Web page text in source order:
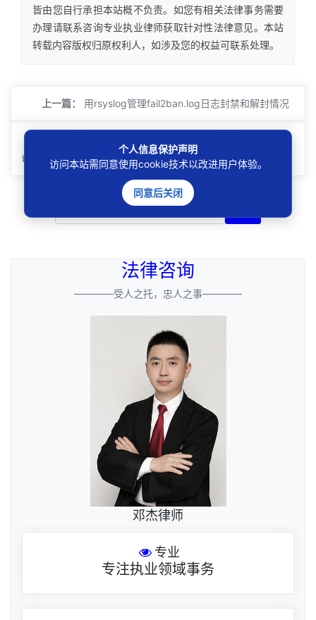
皆由您自行承担本站概不负责。如您有相关法律事务需要
办理请联系咨询专业执业律师获取针对性法律意见。本站
转载内容版权归原权利人，如涉及您的权益可联系处理。
上一篇： 用rsyslog管理fail2ban.log日志封禁和解封情况
如何将文章法条页面中错用的strong标签替换成
b标签？
法律咨询
————受人之托，忠人之事————
邓杰律师
专业
专注执业领域事务
个人信息保护声明
访问本站需同意使用cookie技术以改进用户体验。
同意后关闭